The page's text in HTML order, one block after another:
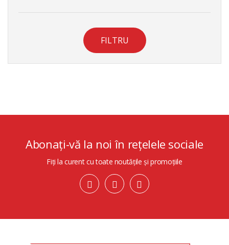
FILTRU
Abonați-vă la noi în rețelele sociale
Fiți la curent cu toate noutățile și promoțiile